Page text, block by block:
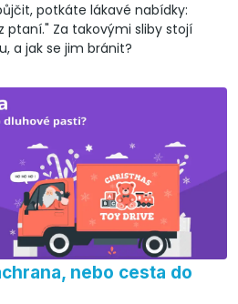
potkáte lákavé nabídky:
ptaní." Za takovými sliby stojí
a jak se jim bránit?
nebo cesta do